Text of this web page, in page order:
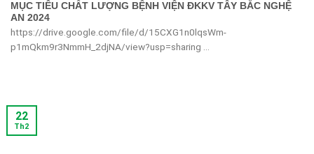
MỤC TIÊU CHẤT LƯỢNG BỆNH VIỆN ĐKKV TÂY BẮC NGHỆ
AN 2024
https://drive.google.com/file/d/15CXG1n0lqsWm-
p1mQkm9r3NmmH_2djNA/view?usp=sharing ...
22
Th2